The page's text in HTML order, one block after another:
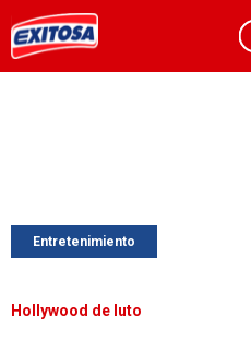
Entretenimiento
Hollywood de luto